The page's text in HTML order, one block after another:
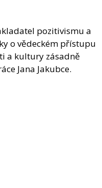
pozitivismu a
o vědeckém přístupu
a kultury zásadně
Jana Jakubce.